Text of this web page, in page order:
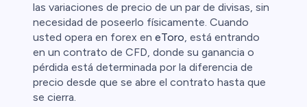
las variaciones de precio de un par de divisas, sin
necesidad de poseerlo físicamente. Cuando
usted opera en forex en eToro, está entrando
en un contrato de CFD, donde su ganancia o
pérdida está determinada por la diferencia de
precio desde que se abre el contrato hasta que
se cierra.